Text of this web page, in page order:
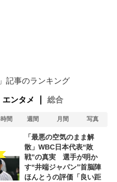
明かす...
氏（91...
記事のランキング
エンタメ 総合
間 週間 月間 写真
「最悪の空気のまま解
散」WBC日本代表“敗
戦”の真実 選手が明か
す“井端ジャパン”首脳陣
ほんとうの評価「良い距